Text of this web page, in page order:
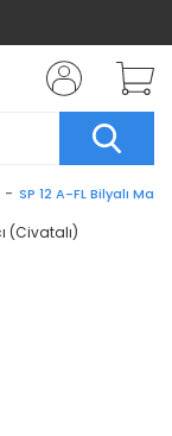
SP 12 A-FL Bilyalı